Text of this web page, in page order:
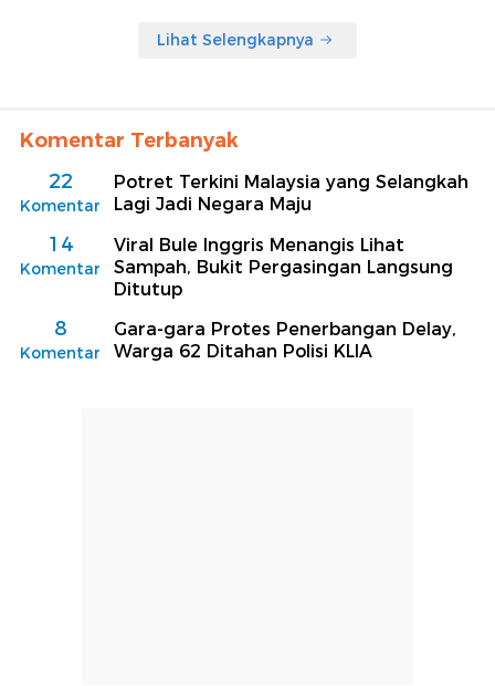
Lihat Selengkapnya
Komentar Terbanyak
22
Komentar
Potret Terkini Malaysia yang Selangkah
Lagi Jadi Negara Maju
14
Komentar
Viral Bule Inggris Menangis Lihat
Sampah, Bukit Pergasingan Langsung
Ditutup
8
Komentar
Gara-gara Protes Penerbangan Delay,
Warga 62 Ditahan Polisi KLIA